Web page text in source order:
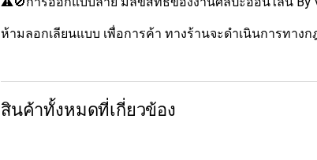
ห้ามลอกเลียนแบบ เพื่อการค้า ทางร้านจะดำเนินการทา
สินค้าทั้งหมดที่เกี่ยวข้อง